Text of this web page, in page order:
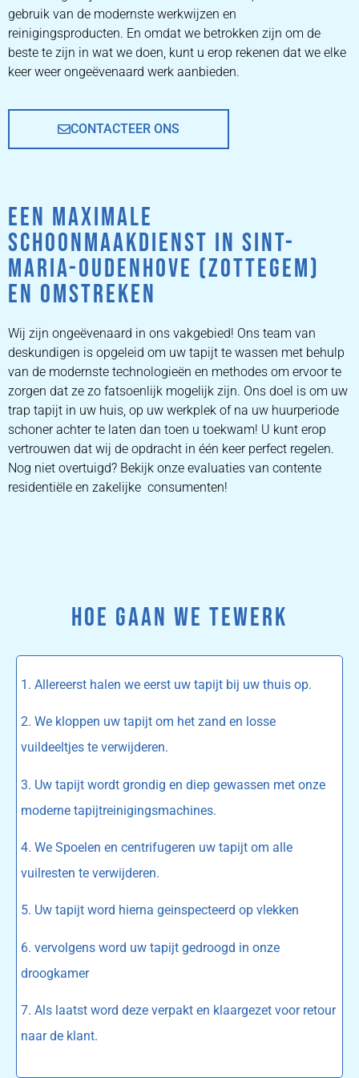
PRIJZEN
gebruik van de modernste werkwijzen en
reinigingsproducten. En omdat we betrokken zijn om de
beste te zijn in wat we doen, kunt u erop rekenen dat we elke
keer weer ongeëvenaard werk aanbieden.
CONTACTEER ONS
EEN MAXIMALE
SCHOONMAAKDIENST IN SINT-
MARIA-OUDENHOVE (ZOTTEGEM)
EN OMSTREKEN
Wij zijn ongeëvenaard in ons vakgebied! Ons team van
deskundigen is opgeleid om uw tapijt te wassen met behulp
van de modernste technologieën en methodes om ervoor te
zorgen dat ze zo fatsoenlijk mogelijk zijn. Ons doel is om uw
trap tapijt in uw huis, op uw werkplek of na uw huurperiode
schoner achter te laten dan toen u toekwam! U kunt erop
vertrouwen dat wij de opdracht in één keer perfect regelen.
Nog niet overtuigd? Bekijk onze evaluaties van contente
residentiële en zakelijke consumenten!
HOE GAAN WE TEWERK
1. Allereerst halen we eerst uw tapijt bij uw thuis op.
2. We kloppen uw tapijt om het zand en losse
vuildeeltjes te verwijderen.
3. Uw tapijt wordt grondig en diep gewassen met onze
moderne tapijtreinigingsmachines.
4. We Spoelen en centrifugeren uw tapijt om alle
vuilresten te verwijderen.
5. Uw tapijt word hierna geinspecteerd op vlekken
6. vervolgens word uw tapijt gedroogd in onze
droogkamer
7. Als laatst word deze verpakt en klaargezet voor retour
naar de klant.